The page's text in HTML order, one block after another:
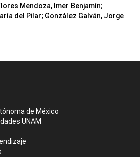
Mendoza, Imer Benjamín;
del Pilar; González Galván, Jorge
de México
UNAM